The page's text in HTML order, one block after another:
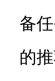
备
的